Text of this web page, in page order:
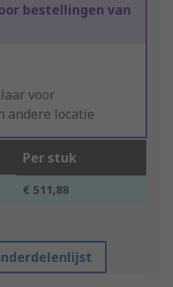
bestellingen van
voor
andere locatie
Per stuk
€ 511,88